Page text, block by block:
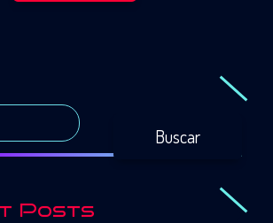
Buscar
Posts